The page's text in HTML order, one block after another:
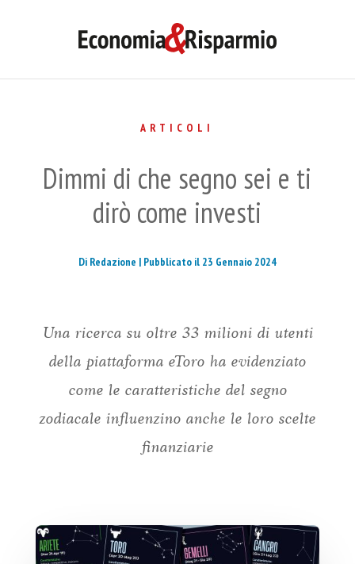
ARTICOLI
Dimmi di che segno sei e ti
dirò come investi
Di Redazione | Pubblicato il 23 Gennaio 2024
Una ricerca su oltre 33 milioni di utenti
della piattaforma eToro ha evidenziato
come le caratteristiche del segno
zodiacale influenzino anche le loro scelte
finanziarie